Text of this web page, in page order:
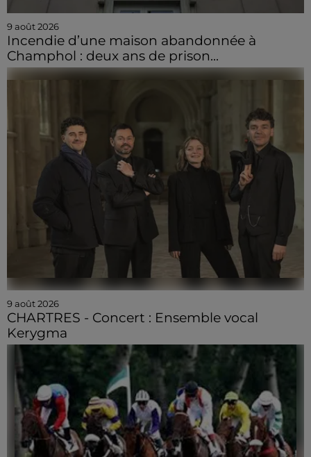
9 août 2026
Incendie d’une maison abandonnée à
Champhol : deux ans de prison...
9 août 2026
CHARTRES - Concert : Ensemble vocal
Kerygma